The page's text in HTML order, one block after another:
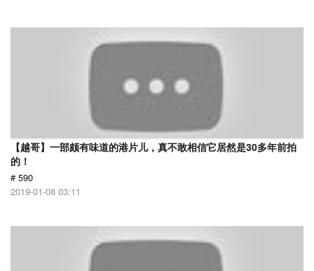
【越哥】一部颇有味道的港片儿，真不敢相信它居然是30多年前拍
的！
# 590
2019-01-08 03:11